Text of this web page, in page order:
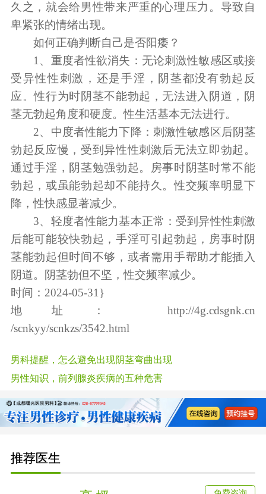
久之，就会给男性带来严重的心理压力。导致自
卑紧张的情绪出现。
如何正确判断自己是否阳痿？
1、重度者性欲消失：无论刺激性敏感区或接
受异性性刺激，还是手淫，阴茎都没有勃起反
应。性行为时阴茎不能勃起，无法进入阴道，阴
茎无勃起角度和硬度。性生活基本无法进行。
2、中度者性能力下降：刺激性敏感区后阴茎
勃起反应慢，受到异性性刺激后无法立即勃起。
通过手淫，阴茎勉强勃起。房事时阴茎时常不能
勃起，或虽能勃起却不能持久。性交频率明显下
降，性快感显著减少。
3、轻度者性能力基本正常：受到异性性刺激
后能可能较快勃起，手淫可引起勃起，房事时阴
茎能勃起但时间不够，或者需用手帮助才能插入
阴道。阴茎勃但不坚，性交频率减少。
时间：2024-05-31}
地址：
http://4g.cdsgnk.cn
/scnkyy/scnkzs/3542.html
男科提醒，怎么避免出现阴茎弯曲出现
男性知识，前列腺炎疾病的五种危害
推荐医生